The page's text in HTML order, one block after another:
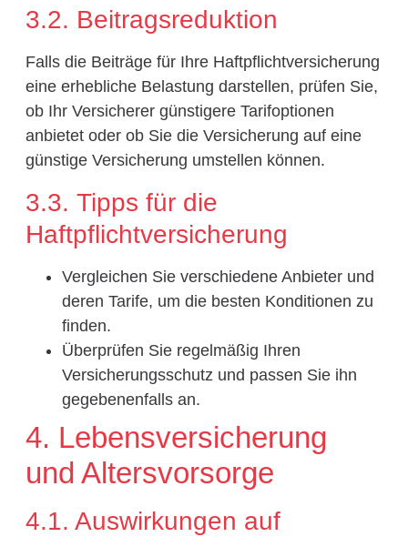
3.2. Beitragsreduktion
Falls die Beiträge für Ihre Haftpflichtversicherung
eine erhebliche Belastung darstellen, prüfen Sie,
ob Ihr Versicherer günstigere Tarifoptionen
anbietet oder ob Sie die Versicherung auf eine
günstige Versicherung umstellen können.
3.3. Tipps für die
Haftpflichtversicherung
Vergleichen Sie verschiedene Anbieter und
deren Tarife, um die besten Konditionen zu
finden.
Überprüfen Sie regelmäßig Ihren
Versicherungsschutz und passen Sie ihn
gegebenenfalls an.
4. Lebensversicherung
und Altersvorsorge
4.1. Auswirkungen auf